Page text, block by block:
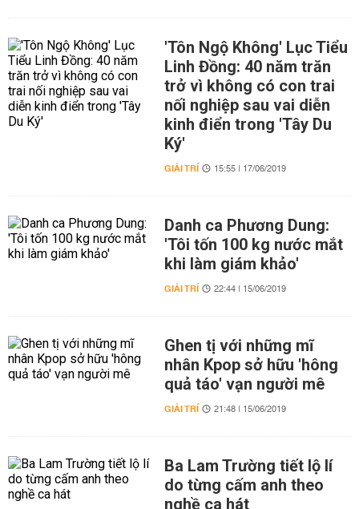
'Tôn Ngộ Không' Lục Tiểu
Linh Đồng: 40 năm trăn
trở vì không có con trai
nối nghiệp sau vai diễn
kinh điển trong 'Tây Du
Ký'
GIẢI TRÍ 15:55 | 17/06/2019
Danh ca Phương Dung:
'Tôi tốn 100 kg nước mắt
khi làm giám khảo'
GIẢI TRÍ 22:44 | 15/06/2019
Ghen tị với những mĩ
nhân Kpop sở hữu 'hông
quả táo' vạn người mê
GIẢI TRÍ 21:48 | 15/06/2019
Ba Lam Trường tiết lộ lí
do từng cấm anh theo
nghề ca hát